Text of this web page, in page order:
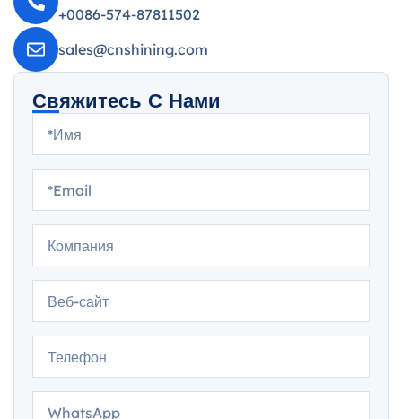
+0086-574-87811502
sales@cnshining.com
Свяжитесь С Нами